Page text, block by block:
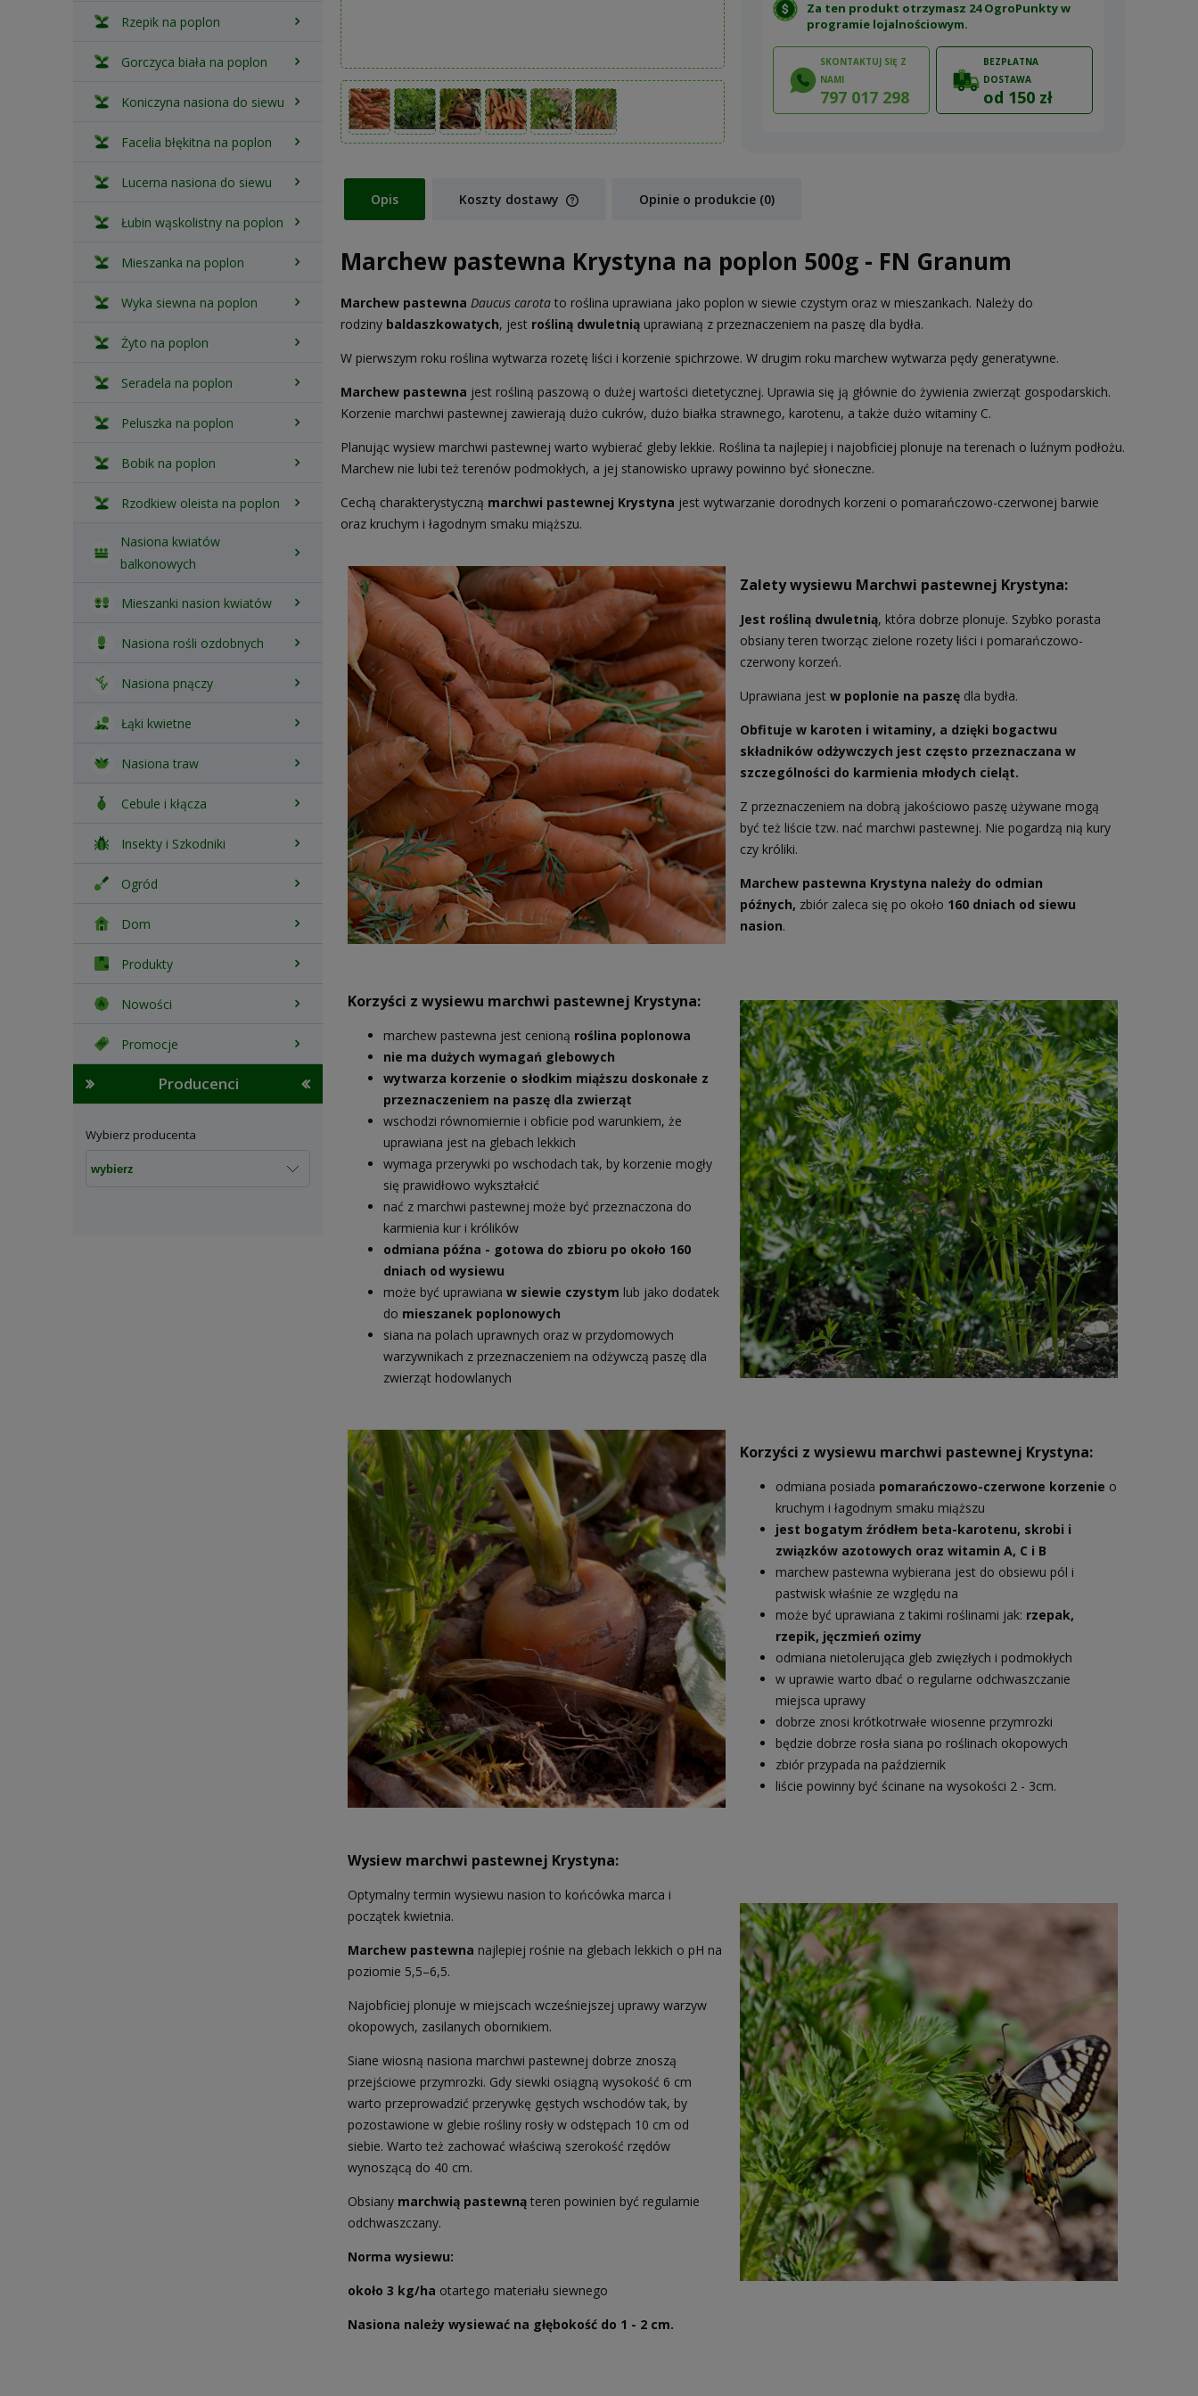
Rzepik na poplon
Gorczyca biała na poplon
Koniczyna nasiona do siewu
Facelia błękitna na poplon
Lucerna nasiona do siewu
Łubin wąskolistny na poplon
Mieszanka na poplon
Wyka siewna na poplon
Żyto na poplon
Seradela na poplon
Peluszka na poplon
Bobik na poplon
Rzodkiew oleista na poplon
Nasiona kwiatów
balkonowych
Mieszanki nasion kwiatów
Nasiona rośli ozdobnych
Nasiona pnączy
Łąki kwietne
Nasiona traw
Cebule i kłącza
Insekty i Szkodniki
Ogród
Dom
Produkty
Nowości
Promocje
Producenci
Wybierz producenta
Za ten produkt otrzymasz 24 OgroPunkty w
programie lojalnościowym.
SKONTAKTUJ SIĘ Z
NAMI
797 017 298
BEZPŁATNA
DOSTAWA
od 150 zł
Opis Koszty dostawy
płatności
Opinie o produkcie (0)
Marchew pastewna Krystyna na poplon 500g - FN Granum
Marchew pastewna Daucus carota to roślina uprawiana jako poplon w siewie czystym oraz w mieszankach. Należy do
rodziny baldaszkowatych, jest rośliną dwuletnią uprawianą z przeznaczeniem na paszę dla bydła.
W pierwszym roku roślina wytwarza rozetę liści i korzenie spichrzowe. W drugim roku marchew wytwarza pędy generatywne.
Marchew pastewna jest rośliną paszową o dużej wartości dietetycznej. Uprawia się ją głównie do żywienia zwierząt gospodarskich.
Korzenie marchwi pastewnej zawierają dużo cukrów, dużo białka strawnego, karotenu, a także dużo witaminy C.
Planując wysiew marchwi pastewnej warto wybierać gleby lekkie. Roślina ta najlepiej i najobficiej plonuje na terenach o luźnym podłożu.
Marchew nie lubi też terenów podmokłych, a jej stanowisko uprawy powinno być słoneczne.
Cechą charakterystyczną marchwi pastewnej Krystyna jest wytwarzanie dorodnych korzeni o pomarańczowo-czerwonej barwie
oraz kruchym i łagodnym smaku miąższu.
Zalety wysiewu Marchwi pastewnej Krystyna:
Jest rośliną dwuletnią, która dobrze plonuje. Szybko porasta
obsiany teren tworząc zielone rozety liści i pomarańczowo-
czerwony korzeń.
Uprawiana jest w poplonie na paszę dla bydła.
Obfituje w karoten i witaminy, a dzięki bogactwu
składników odżywczych jest często przeznaczana w
szczególności do karmienia młodych cieląt.
Z przeznaczeniem na dobrą jakościowo paszę używane mogą
być też liście tzw. nać marchwi pastewnej. Nie pogardzą nią kury
czy króliki.
Marchew pastewna Krystyna należy do odmian
późnych, zbiór zaleca się po około 160 dniach od siewu
nasion.
Korzyści z wysiewu marchwi pastewnej Krystyna:
marchew pastewna jest cenioną roślina poplonowa
nie ma dużych wymagań glebowych
wytwarza korzenie o słodkim miąższu doskonałe z
przeznaczeniem na paszę dla zwierząt
wschodzi równomiernie i obficie pod warunkiem, że
uprawiana jest na glebach lekkich
wymaga przerywki po wschodach tak, by korzenie mogły
się prawidłowo wykształcić
nać z marchwi pastewnej może być przeznaczona do
karmienia kur i królików
odmiana późna - gotowa do zbioru po około 160
dniach od wysiewu
może być uprawiana w siewie czystym lub jako dodatek
do mieszanek poplonowych
siana na polach uprawnych oraz w przydomowych
warzywnikach z przeznaczeniem na odżywczą paszę dla
zwierząt hodowlanych
Korzyści z wysiewu marchwi pastewnej Krystyna:
odmiana posiada pomarańczowo-czerwone korzenie o
kruchym i łagodnym smaku miąższu
jest bogatym źródłem beta-karotenu, skrobi i
związków azotowych oraz witamin A, C i B
marchew pastewna wybierana jest do obsiewu pól i
pastwisk właśnie ze względu na
może być uprawiana z takimi roślinami jak: rzepak,
rzepik, jęczmień ozimy
odmiana nietolerująca gleb zwięzłych i podmokłych
w uprawie warto dbać o regularne odchwaszczanie
miejsca uprawy
dobrze znosi krótkotrwałe wiosenne przymrozki
będzie dobrze rosła siana po roślinach okopowych
zbiór przypada na październik
liście powinny być ścinane na wysokości 2 - 3cm.
Wysiew marchwi pastewnej Krystyna:
Optymalny termin wysiewu nasion to końcówka marca i
początek kwietnia.
Marchew pastewna najlepiej rośnie na glebach lekkich o pH na
poziomie 5,5–6,5.
Najobficiej plonuje w miejscach wcześniejszej uprawy warzyw
okopowych, zasilanych obornikiem.
Siane wiosną nasiona marchwi pastewnej dobrze znoszą
przejściowe przymrozki. Gdy siewki osiągną wysokość 6 cm
warto przeprowadzić przerywkę gęstych wschodów tak, by
pozostawione w glebie rośliny rosły w odstępach 10 cm od
siebie. Warto też zachować właściwą szerokość rzędów
wynoszącą do 40 cm.
Obsiany marchwią pastewną teren powinien być regularnie
odchwaszczany.
Norma wysiewu:
około 3 kg/ha otartego materiału siewnego
Nasiona należy wysiewać na głębokość do 1 - 2 cm.